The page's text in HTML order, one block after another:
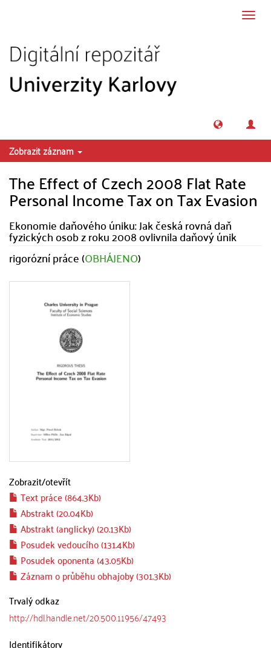
Zobrazit záznam
The Effect of Czech 2008 Flat Rate
Personal Income Tax on Tax Evasion
Ekonomie daňového úniku: Jak česká rovná daň
fyzických osob z roku 2008 ovlivnila daňový únik
rigorózní práce (OBHÁJENO)
Zobrazit/otevřít
Text práce (864.3Kb)
Abstrakt (20.04Kb)
Abstrakt (anglicky) (20.13Kb)
Posudek vedoucího (131.4Kb)
Posudek oponenta (43.05Kb)
Záznam o průběhu obhajoby (301.3Kb)
Trvalý odkaz
http://hdl.handle.net/20.500.11956/47493
Identifikátory